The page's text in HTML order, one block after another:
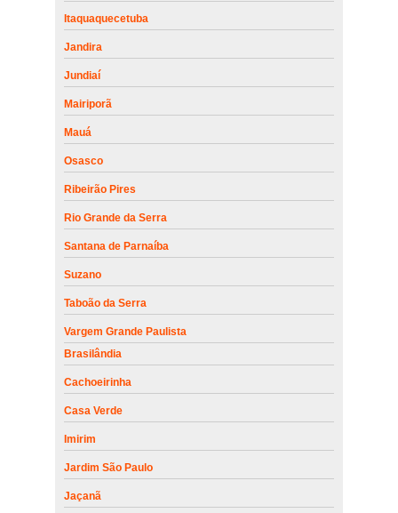
Itaquaquecetuba
Jandira
Jundiaí
Mairiporã
Mauá
Osasco
Ribeirão Pires
Rio Grande da Serra
Santana de Parnaíba
Suzano
Taboão da Serra
Vargem Grande Paulista
Brasilândia
Cachoeirinha
Casa Verde
Imirim
Jardim São Paulo
Jaçanã